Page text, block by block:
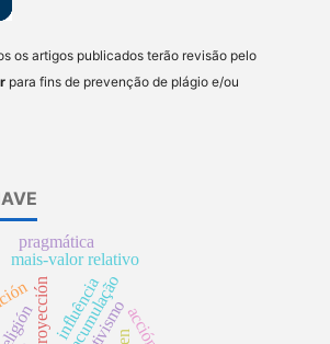
os artigos publicados terão revisão pelo
para fins de prevenção de plágio e/ou
proyección
mais-valor relativo
influência
pragmática
acción